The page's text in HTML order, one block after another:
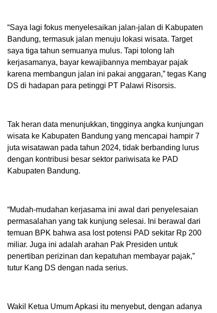
“Saya lagi fokus menyelesaikan jalan-jalan di Kabupaten
Bandung, termasuk jalan menuju lokasi wisata. Target
saya tiga tahun semuanya mulus. Tapi tolong lah
kerjasamanya, bayar kewajibannya membayar pajak
karena membangun jalan ini pakai anggaran,” tegas Kang
DS di hadapan para petinggi PT Palawi Risorsis.
Tak heran data menunjukkan, tingginya angka kunjungan
wisata ke Kabupaten Bandung yang mencapai hampir 7
juta wisatawan pada tahun 2024, tidak berbanding lurus
dengan kontribusi besar sektor pariwisata ke PAD
Kabupaten Bandung.
“Mudah-mudahan kerjasama ini awal dari penyelesaian
permasalahan yang tak kunjung selesai. Ini berawal dari
temuan BPK bahwa asa lost potensi PAD sekitar Rp 200
miliar. Juga ini adalah arahan Pak Presiden untuk
penertiban perizinan dan kepatuhan membayar pajak,”
tutur Kang DS dengan nada serius.
Wakil Ketua Umum Apkasi itu menyebut, dengan adanya